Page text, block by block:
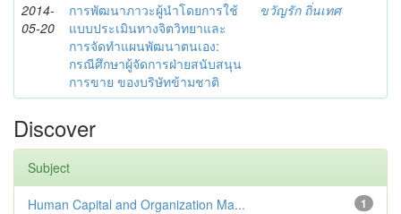
2014-
05-20
การพัฒนาภาวะผู้นำโดยการใช้
แบบประเมินทางจิตวิทยาและ
การจัดทำแผนพัฒนาตนเอง:
กรณีศึกษาผู้จัดการฝ่ายสนับสนุน
การขาย ของบริษัทข้ามชาติ
ขวัญรัก ถิ่นเทศ
Discover
Subject
1
Human Capital and Organization Ma...